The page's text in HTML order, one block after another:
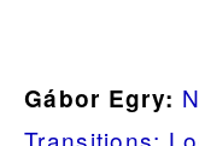
Gábor Egry: